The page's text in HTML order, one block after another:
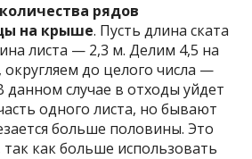
рядов
на крыше. Пусть длина ската
листа — 2,3 м. Делим 4,5 на
округляем до целого числа —
данном случае в отходы уйдет
одного листа, но бывают
больше половины. Это
как больше использовать